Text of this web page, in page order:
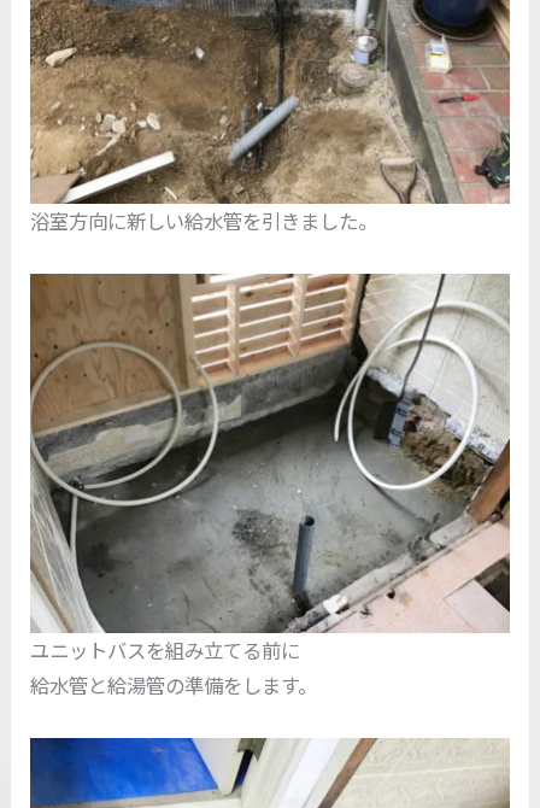
浴室方向に新しい給水管を引きました。
ユニットバスを組み立てる前に
給水管と給湯管の準備をします。